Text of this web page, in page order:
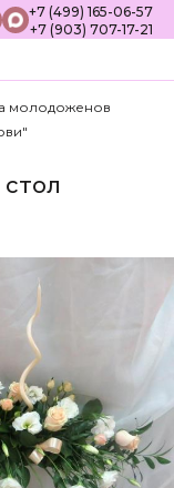
+7 (499) 165-06-57
+7 (903) 707-17-21
молодоженов